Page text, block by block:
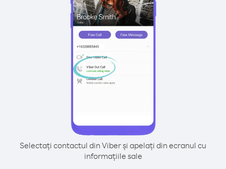
Selectați contactul din Viber și apelați din ecranul cu
informațiile sale